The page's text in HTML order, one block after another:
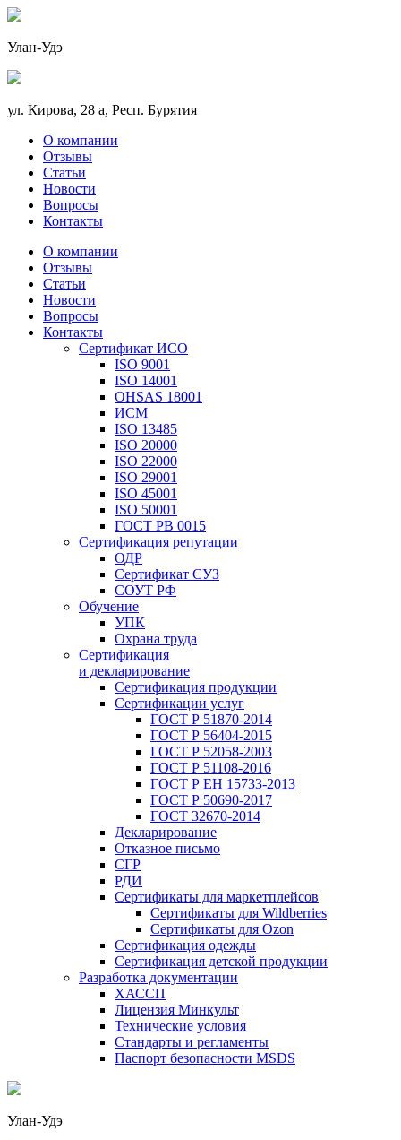
Улан-Удэ
ул. Кирова, 28 а, Респ. Бурятия
О компании
Отзывы
Статьи
Новости
Вопросы
Контакты
О компании
Отзывы
Статьи
Новости
Вопросы
Контакты
Сертификат ИСО
ISO 9001
ISO 14001
OHSAS 18001
ИСМ
ISO 13485
ISO 20000
ISO 22000
ISO 29001
ISO 45001
ISO 50001
ГОСТ РВ 0015
Сертификация репутации
ОДР
Сертификат СУЗ
СОУТ РФ
Обучение
УПК
Охрана труда
Сертификация
и декларирование
Сертификация продукции
Сертификации услуг
ГОСТ Р 51870-2014
ГОСТ Р 56404-2015
ГОСТ Р 52058-2003
ГОСТ Р 51108-2016
ГОСТ Р ЕН 15733-2013
ГОСТ Р 50690-2017
ГОСТ 32670-2014
Декларирование
Отказное письмо
СГР
РДИ
Сертификаты для маркетплейсов
Сертификаты для Wildberries
Сертификаты для Ozon
Сертификация одежды
Сертификация детской продукции
Разработка документации
ХАССП
Лицензия Минкульт
Технические условия
Стандарты и регламенты
Паспорт безопасности MSDS
Улан-Удэ